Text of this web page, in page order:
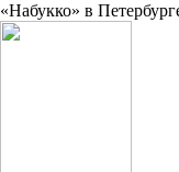
«Набукко» в